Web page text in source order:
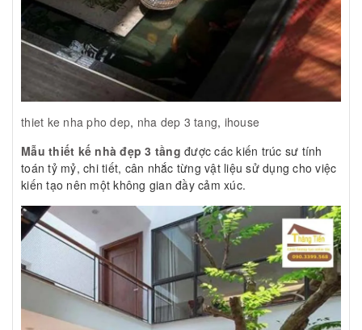
thiet ke nha pho dep, nha dep 3 tang, ihouse
Mẫu thiết kế nhà đẹp 3 tầng được các kiến trúc sư tính
toán tỷ mỷ, chi tiết, cân nhắc từng vật liệu sử dụng cho việc
kiến tạo nên một không gian đầy cảm xúc.